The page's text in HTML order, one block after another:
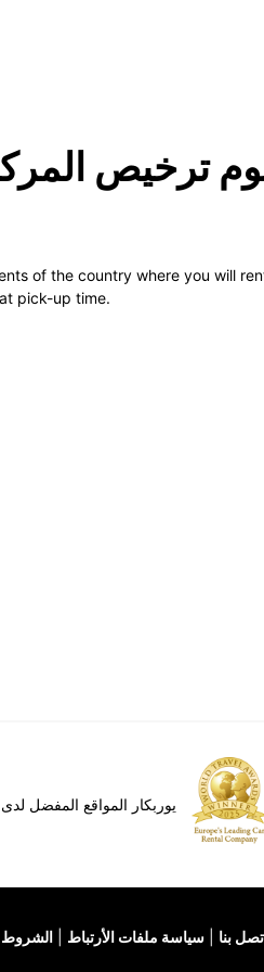
ترخيص
of the country where you will
pick-up time.
يوربكار المواقع المفضل
الشروط سياسة ملفات الأرتباط بنا